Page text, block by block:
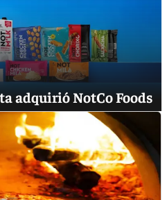
adquirió NotCo Foods